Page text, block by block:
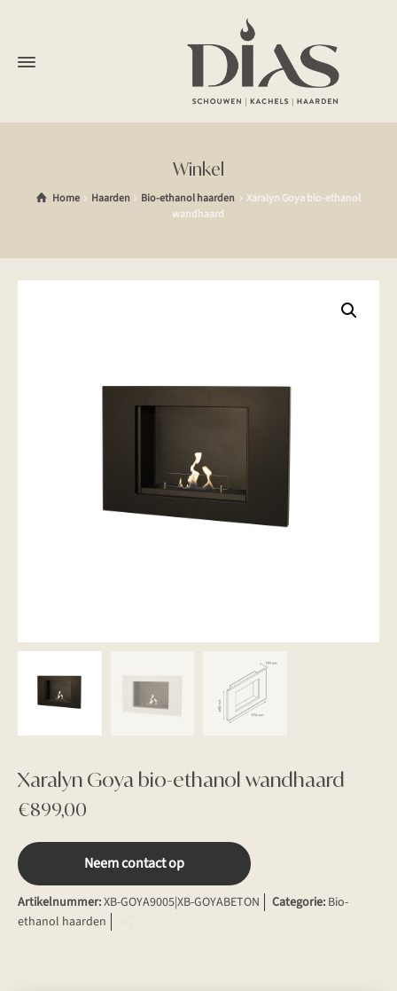
Winkel
Home Haarden Bio-ethanol haarden
Xaralyn Goya bio-ethanol
wandhaard
Xaralyn Goya bio-ethanol wandhaard
€899,00
Neem contact op
Artikelnummer:XB-GOYA9005|XB-GOYABETON Categorie: Bio-
ethanol haarden